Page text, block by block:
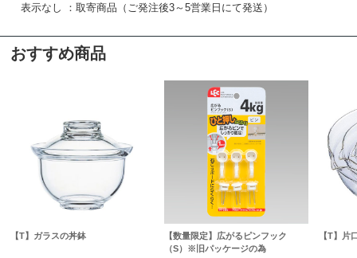
表示なし ：取寄商品（ご発注後3～5営業日にて発送）
おすすめ商品
【T】ガラスの丼鉢
【数量限定】広がるピンフック
（S）※旧パッケージの為
【T】片